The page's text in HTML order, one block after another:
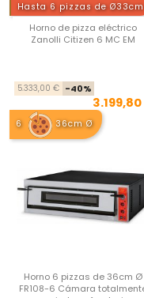
Hasta 6 pizzas de Ø33cm
Horno de pizza eléctrico
Zanolli Citizen 6 MC EM
5.333,00 € -40%
6 36cm Ø
Horno 6 pizzas de 36cm Ø
FR108-6 Cámara